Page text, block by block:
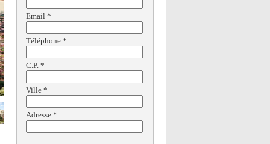
Email *
Téléphone *
C.P. *
Ville *
Adresse *